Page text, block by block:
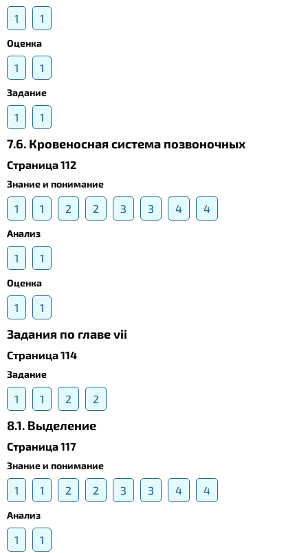
1 1
Оценка
1 1
Задание
1 1
7.6. Кровеносная система позвоночных
Страница 112
Знание и понимание
1 1 2 2 3 3 4 4
Анализ
1 1
Оценка
1 1
Задания по главе vii
Страница 114
Задание
1 1 2 2
8.1. Выделение
Страница 117
Знание и понимание
1 1 2 2 3 3 4 4
Анализ
1 1